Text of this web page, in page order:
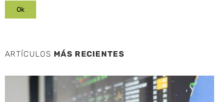
ARTÍCULOS MÁS RECIENTES